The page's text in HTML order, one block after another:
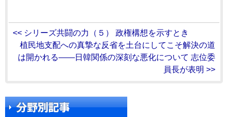
<< シリーズ共闘の力（５） 政権構想を示すとき
植民地支配への真摯な反省を土台にしてこそ解決の道
は開かれる――日韓関係の深刻な悪化について 志位委
員長が表明 >>